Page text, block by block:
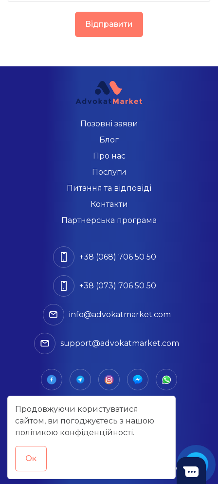
Відправити
Позовні заяви
Блог
Про нас
Послуги
Питання та відповіді
Контакти
Партнерська програма
+38 (068) 706 50 50
+38 (073) 706 50 50
info@advokatmarket.com
support@advokatmarket.com
Політика конфіденційності
© 2026 Advokat Market | Всі права захищені
Продовжуючи користуватися
сайтом, ви погоджуєтесь з нашою
політикою конфіденційності.
Oк